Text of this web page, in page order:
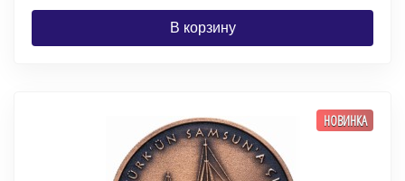
В корзину
НОВИНКА